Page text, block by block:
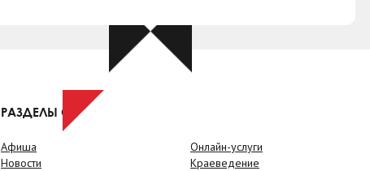
РАЗДЕЛЫ САЙТА
Афиша
Новости
Онлайн-услуги
Краеведение